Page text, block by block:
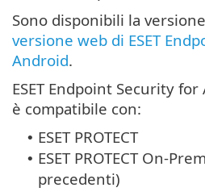
Sono disponibili la versione
versione web di ESET
Android.
ESET Endpoint Security
è compatibile con:
• ESET PROTECT
• ESET PROTECT On-
precedenti)